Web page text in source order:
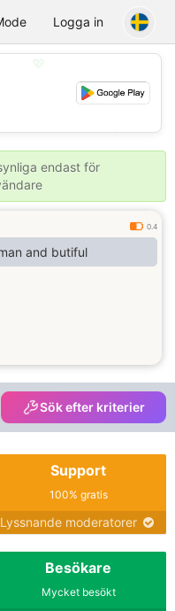
Logga in
💕
endast för
0.4
and butiful
Sök efter kriterier
Support
100% gratis
Lyssnande moderatorer
Besökare
Mycket besökt